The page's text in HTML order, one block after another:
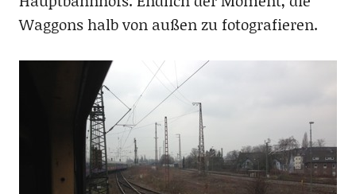
Waggons halb von außen zu fotografieren.